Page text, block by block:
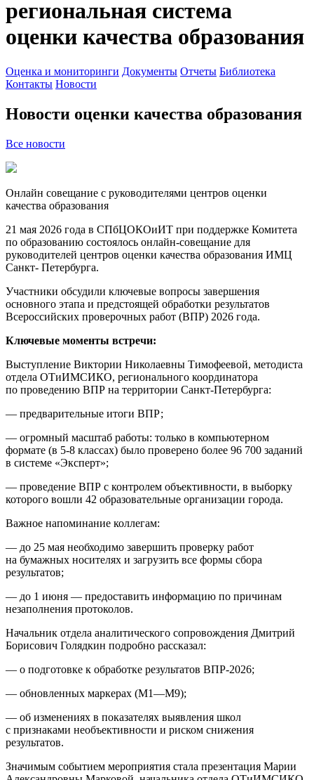
региональная система
оценки качества образования
Оценка и мониторинги Документы Отчеты Библиотека
Контакты Новости
Новости оценки качества образования
Все новости
Онлайн совещание с руководителями центров оценки
качества образования
21 мая 2026 года в СПбЦОКОиИТ при поддержке Комитета
по образованию состоялось онлайн-совещание для
руководителей центров оценки качества образования ИМЦ
Санкт- Петербурга.
Участники обсудили ключевые вопросы завершения
основного этапа и предстоящей обработки результатов
Всероссийских проверочных работ (ВПР) 2026 года.
Ключевые моменты встречи:
Выступление Виктории Николаевны Тимофеевой, методиста
отдела ОТиИМСИКО, регионального координатора
по проведению ВПР на территории Санкт-Петербурга:
— предварительные итоги ВПР;
— огромный масштаб работы: только в компьютерном
формате (в 5-8 классах) было проверено более 96 700 заданий
в системе «Эксперт»;
— проведение ВПР с контролем объективности, в выборку
которого вошли 42 образовательные организации города.
Важное напоминание коллегам:
— до 25 мая необходимо завершить проверку работ
на бумажных носителях и загрузить все формы сбора
результатов;
— до 1 июня — предоставить информацию по причинам
незаполнения протоколов.
Начальник отдела аналитического сопровождения Дмитрий
Борисович Голядкин подробно рассказал:
— о подготовке к обработке результатов ВПР-2026;
— обновленных маркерах (М1—М9);
— об изменениях в показателях выявления школ
с признаками необъективности и риском снижения
результатов.
Значимым событием мероприятия стала презентация Марии